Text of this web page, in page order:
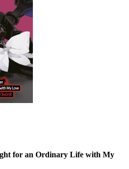
for an Ordinary Life with My